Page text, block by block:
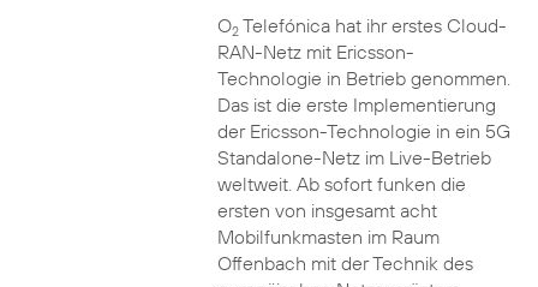
O2Telefónica hat ihr erstes Cloud-
RAN-Netz mit Ericsson-
Technologie in Betrieb genommen.
Das ist die erste Implementierung
der Ericsson-Technologie in ein 5G
Standalone-Netz im Live-Betrieb
weltweit. Ab sofort funken die
ersten von insgesamt acht
Mobilfunkmasten im Raum
Offenbach mit der Technik des